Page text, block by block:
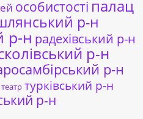
особистості палац
р-н
р-н радехівський р-н
р-н
р-н
театр турківський р-н
р-н